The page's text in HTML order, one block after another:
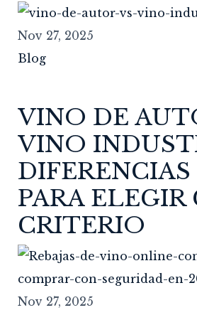
Nov 27, 2025
Blog
VINO DE
VINO
PARA ELEGIR
CRITERIO
Nov 27, 2025